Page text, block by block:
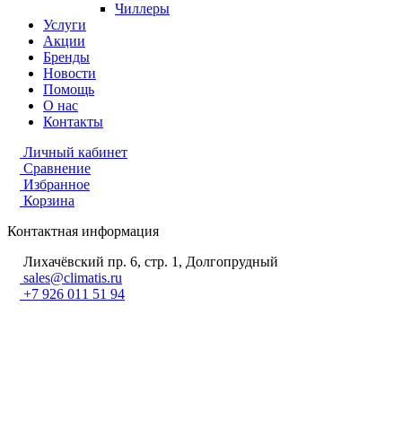
Чиллеры
Услуги
Акции
Бренды
Новости
Помощь
О нас
Контакты
Личный кабинет
Сравнение
Избранное
Корзина
Контактная информация
Лихачёвский пр. 6, стр. 1, Долгопрудный
sales@climatis.ru
+7 926 011 51 94